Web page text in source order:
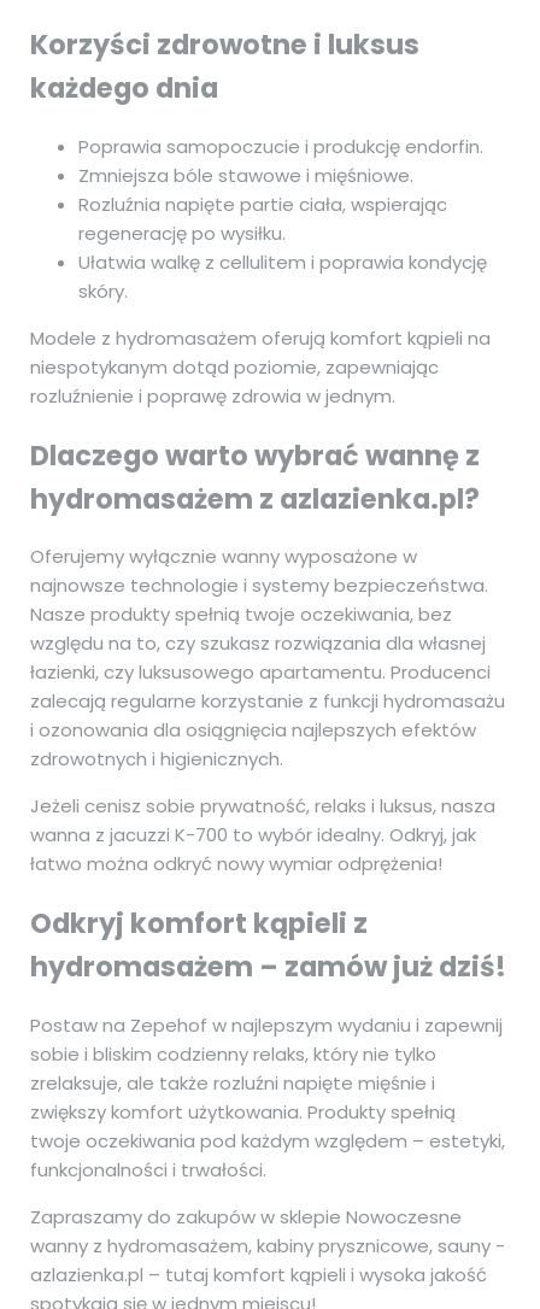
Korzyści zdrowotne i luksus
każdego dnia
Poprawia samopoczucie i produkcję endorfin.
Zmniejsza bóle stawowe i mięśniowe.
Rozluźnia napięte partie ciała, wspierając
regenerację po wysiłku.
Ułatwia walkę z cellulitem i poprawia kondycję
skóry.
Modele z hydromasażem oferują komfort kąpieli na
niespotykanym dotąd poziomie, zapewniając
rozluźnienie i poprawę zdrowia w jednym.
Dlaczego warto wybrać wannę z
hydromasażem z azlazienka.pl?
Oferujemy wyłącznie wanny wyposażone w
najnowsze technologie i systemy bezpieczeństwa.
Nasze produkty spełnią twoje oczekiwania, bez
względu na to, czy szukasz rozwiązania dla własnej
łazienki, czy luksusowego apartamentu. Producenci
zalecają regularne korzystanie z funkcji hydromasażu
i ozonowania dla osiągnięcia najlepszych efektów
zdrowotnych i higienicznych.
Jeżeli cenisz sobie prywatność, relaks i luksus, nasza
wanna z jacuzzi K-700 to wybór idealny. Odkryj, jak
łatwo można odkryć nowy wymiar odprężenia!
Odkryj komfort kąpieli z
hydromasażem – zamów już dziś!
Postaw na Zepehof w najlepszym wydaniu i zapewnij
sobie i bliskim codzienny relaks, który nie tylko
zrelaksuje, ale także rozluźni napięte mięśnie i
zwiększy komfort użytkowania. Produkty spełnią
twoje oczekiwania pod każdym względem – estetyki,
funkcjonalności i trwałości.
Zapraszamy do zakupów w sklepie Nowoczesne
wanny z hydromasażem, kabiny prysznicowe, sauny -
azlazienka.pl – tutaj komfort kąpieli i wysoka jakość
spotykają się w jednym miejscu!